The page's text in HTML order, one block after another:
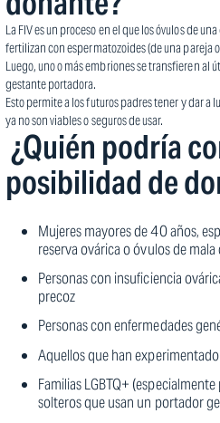
La FIV es un proceso en el que los óvulos de
fertilizan con espermatozoides (de una pareja
Luego, uno o más embriones se transfieren al
gestante portadora.
Esto permite a los futuros padres tener y dar a
ya no son viables o seguros de usar.
¿Quién podría
posibilidad de
Mujeres mayores de 40 años,
reserva ovárica o óvulos de mala
Personas con insuficiencia
precoz
Personas con enfermedades
Aquellos que han
Familias LGBTQ+
solteros que usan un portador